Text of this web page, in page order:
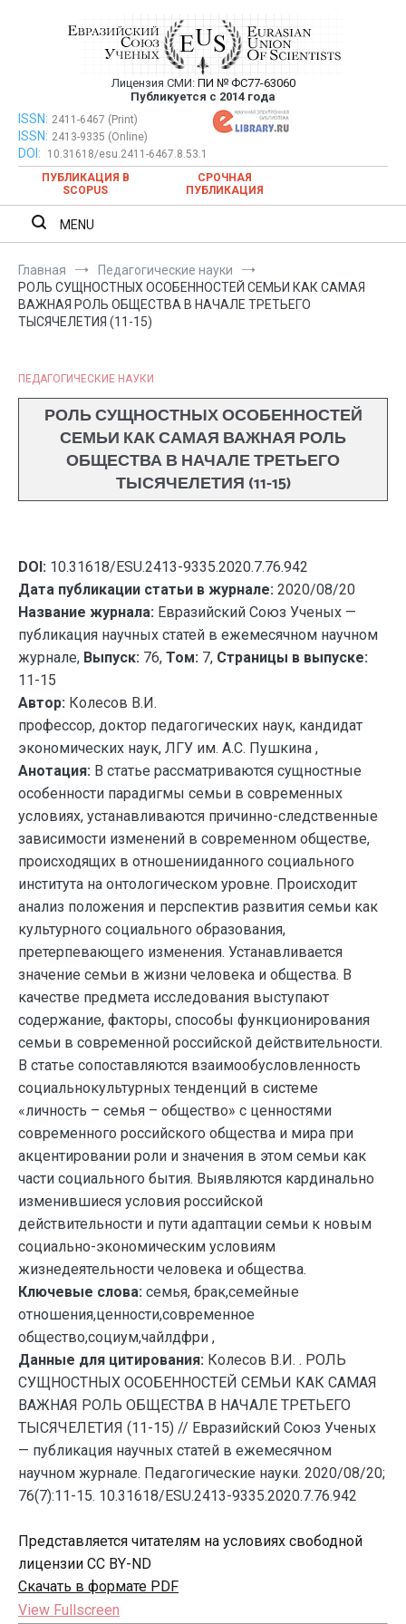
Евразийский Союз Ученых —
публикация научных статей в
ежемесячном научном журнале
Лицензия СМИ: ПИ № ФС77-63060
Публикуется с 2014 года
Евразийский Союз Ученых — публикация научных статей в
ежемесячном научном журнале
ISSN: 2411-6467 (Print)
ISSN: 2413-9335 (Online)
DOI:
10.31618/esu.2411-6467.8.53.1
ПУБЛИКАЦИЯ В
SCOPUS
СРОЧНАЯ
ПУБЛИКАЦИЯ
MENU
Главная
Педагогические науки
РОЛЬ СУЩНОСТНЫХ ОСОБЕННОСТЕЙ СЕМЬИ КАК САМАЯ
ВАЖНАЯ РОЛЬ ОБЩЕСТВА В НАЧАЛЕ ТРЕТЬЕГО
ТЫСЯЧЕЛЕТИЯ (11-15)
ПЕДАГОГИЧЕСКИЕ НАУКИ
РОЛЬ СУЩНОСТНЫХ ОСОБЕННОСТЕЙ
СЕМЬИ КАК САМАЯ ВАЖНАЯ РОЛЬ
ОБЩЕСТВА В НАЧАЛЕ ТРЕТЬЕГО
ТЫСЯЧЕЛЕТИЯ (11-15)
DOI: 10.31618/ESU.2413-9335.2020.7.76.942
Дата публикации статьи в журнале: 2020/08/20
Название журнала: Евразийский Союз Ученых —
публикация научных статей в ежемесячном научном
журнале, Выпуск: 76, Том: 7, Страницы в выпуске:
11-15
Автор: Колесов В.И.
профессор, доктор педагогических наук, кандидат
экономических наук, ЛГУ им. А.С. Пушкина ,
Анотация: В статье рассматриваются сущностные
особенности парадигмы семьи в современных
условиях, устанавливаются причинно-следственные
зависимости изменений в современном обществе,
происходящих в отношенииданного социального
института на онтологическом уровне. Происходит
анализ положения и перспектив развития семьи как
культурного социального образования,
претерпевающего изменения. Устанавливается
значение семьи в жизни человека и общества. В
качестве предмета исследования выступают
содержание, факторы, способы функционирования
семьи в современной российской действительности.
В статье сопоставляются взаимообусловленность
социальнокультурных тенденций в системе
«личность – семья – общество» с ценностями
современного российского общества и мира при
акцентировании роли и значения в этом семьи как
части социального бытия. Выявляются кардинально
изменившиеся условия российской
действительности и пути адаптации семьи к новым
социально-экономическим условиям
жизнедеятельности человека и общества.
Ключевые слова: семья, брак,семейные
отношения,ценности,современное
общество,социум,чайлдфри ,
Данные для цитирования: Колесов В.И. . РОЛЬ
СУЩНОСТНЫХ ОСОБЕННОСТЕЙ СЕМЬИ КАК САМАЯ
ВАЖНАЯ РОЛЬ ОБЩЕСТВА В НАЧАЛЕ ТРЕТЬЕГО
ТЫСЯЧЕЛЕТИЯ (11-15) // Евразийский Союз Ученых
— публикация научных статей в ежемесячном
научном журнале. Педагогические науки. 2020/08/20;
76(7):11-15. 10.31618/ESU.2413-9335.2020.7.76.942
Представляется читателям на условиях свободной
лицензии CC BY-ND
Скачать в формате PDF
View Fullscreen